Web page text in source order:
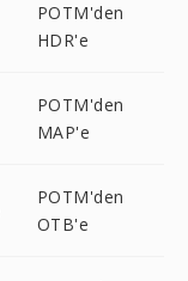
POTM'den
HDR'e
POTM'den
MAP'e
POTM'den
OTB'e